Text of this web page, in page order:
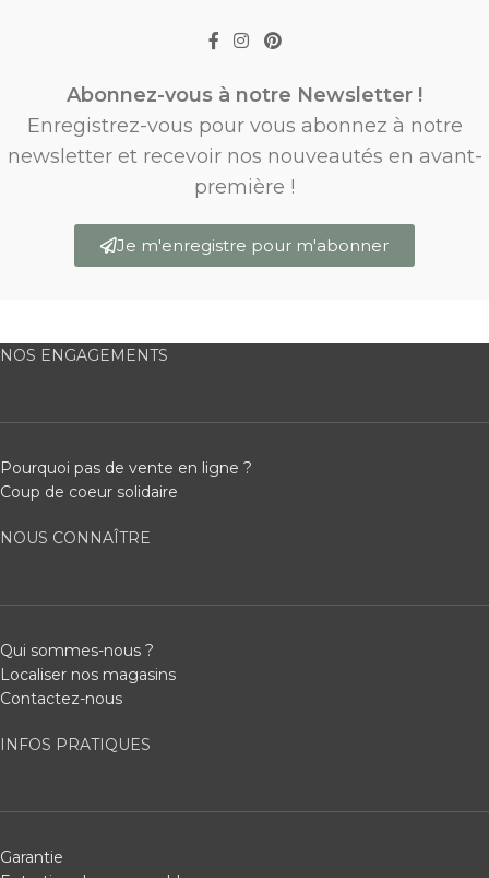
Abonnez-vous à notre Newsletter !
Enregistrez-vous pour vous abonnez à notre
newsletter et recevoir nos nouveautés en avant-
première !
Je m'enregistre pour m'abonner
NOS ENGAGEMENTS
Pourquoi pas de vente en ligne ?
Coup de coeur solidaire
NOUS CONNAÎTRE
Qui sommes-nous ?
Localiser nos magasins
Contactez-nous
INFOS PRATIQUES
Garantie